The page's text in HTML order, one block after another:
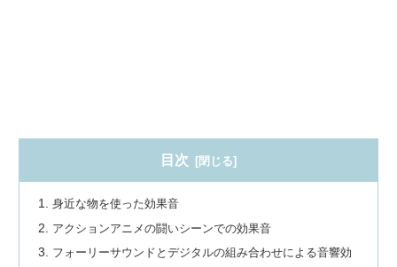
目次
身近な物を使った効果音
アクションアニメの闘いシーンでの効果音
フォーリーサウンドとデジタルの組み合わせによる音響効